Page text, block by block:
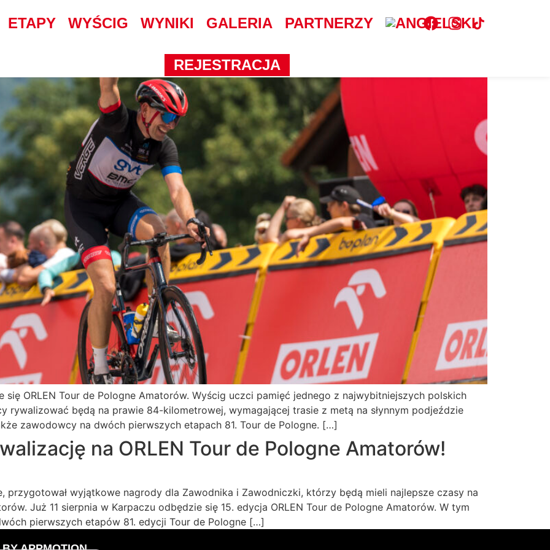
ETAPY WYŚCIG WYNIKI GALERIA PARTNERZY
REJESTRACJA
Amatorów coraz bliżej
się ORLEN Tour de Pologne Amatorów. Wyścig uczci pamięć jednego z najwybitniejszych polskich
rywalizować będą na prawie 84-kilometrowej, wymagającej trasie z metą na słynnym podjeździe
zawodowcy na dwóch pierwszych etapach 81. Tour de Pologne. […]
na ORLEN Tour de Pologne Amatorów!
przygotował wyjątkowe nagrody dla Zawodnika i Zawodniczki, którzy będą mieli najlepsze czasy na
Już 11 sierpnia w Karpaczu odbędzie się 15. edycja ORLEN Tour de Pologne Amatorów. W tym
pierwszych etapów 81. edycji Tour de Pologne […]